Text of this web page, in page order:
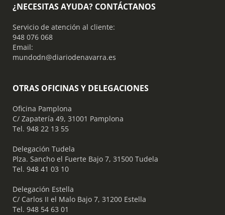
¿NECESITAS AYUDA? CONTÁCTANOS
Servicio de atención al cliente:
948 076 068
Email:
mundodn@diariodenavarra.es
OTRAS OFICINAS Y DELEGACIONES
Oficina Pamplona
C/ Zapatería 49, 31001 Pamplona
Tel. 948 22 13 55
​ Delegación Tudela
Plza. Sancho el Fuerte Bajo 7, 31500 Tudela
Tel. 948 41 03 10
​ Delegación Estella
C/ Carlos II el Malo Bajo 7, 31200 Estella
Tel. 948 54 63 01